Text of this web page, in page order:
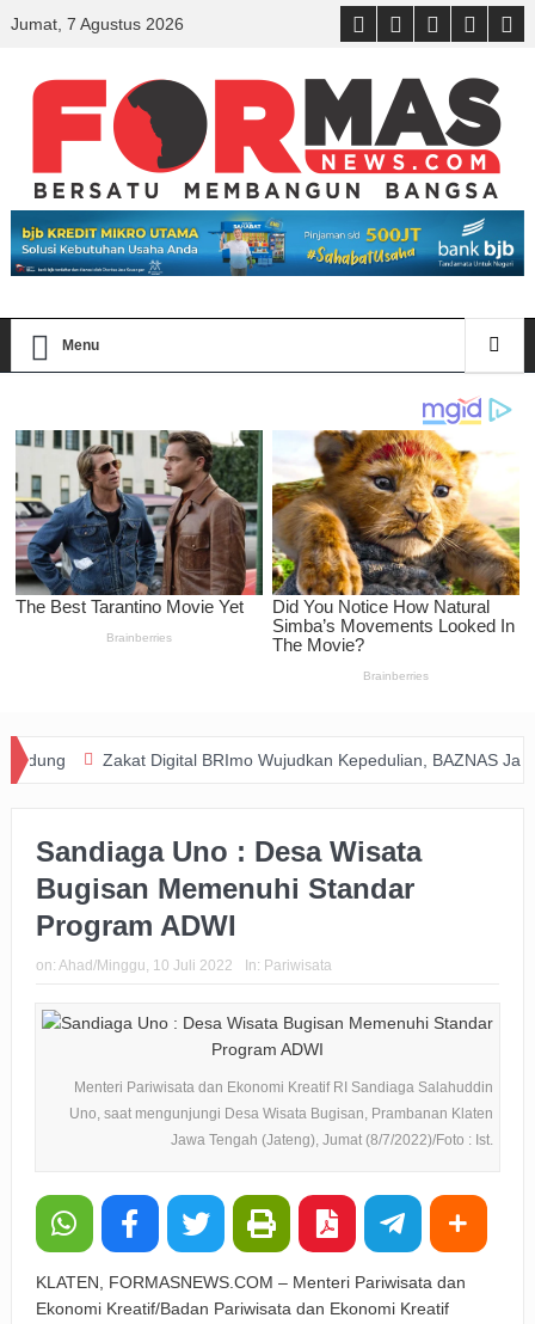
Jumat, 7 Agustus 2026
Menu
Zakat Digital BRImo Wujudkan Kepedulian, BAZNAS Jabar
Sandiaga Uno : Desa Wisata
Bugisan Memenuhi Standar
Program ADWI
on: Ahad/Minggu, 10 Juli 2022 In: Pariwisata
Menteri Pariwisata dan Ekonomi Kreatif RI Sandiaga Salahuddin
Uno, saat mengunjungi Desa Wisata Bugisan, Prambanan Klaten
Jawa Tengah (Jateng), Jumat (8/7/2022)/Foto : Ist.
KLATEN, FORMASNEWS.COM – Menteri Pariwisata dan
Ekonomi Kreatif/Badan Pariwisata dan Ekonomi Kreatif